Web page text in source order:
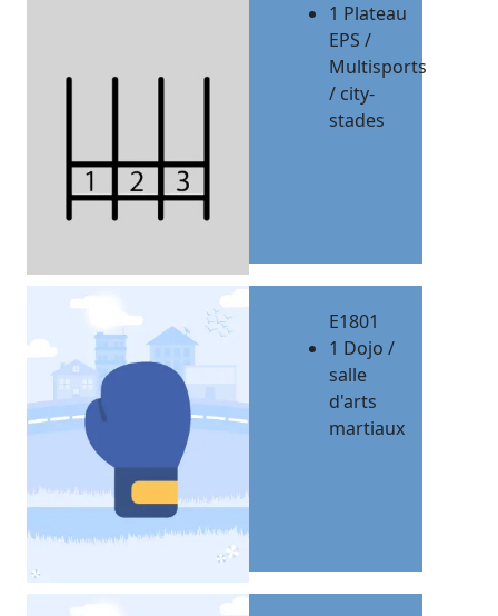
1 Plateau
EPS /
Multisports
/ city-
stades
E1801
1 Dojo /
salle
d'arts
martiaux